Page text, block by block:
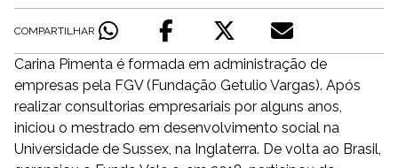
COMPARTILHAR
Carina Pimenta é formada em administração de
empresas pela FGV (Fundação Getulio Vargas). Após
realizar consultorias empresariais por alguns anos,
iniciou o mestrado em desenvolvimento social na
Universidade de Sussex, na Inglaterra. De volta ao Brasil,